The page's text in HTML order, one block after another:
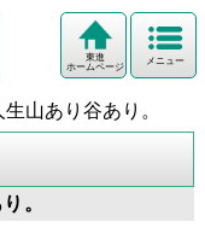
メニュー
東進
ホームページ
生山あり谷あり。
。